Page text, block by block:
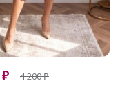
₽ 4 200₽